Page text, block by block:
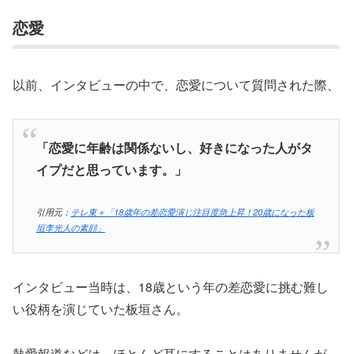
恋愛
以前、インタビューの中で、恋愛について質問された際、
「恋愛に年齢は関係ないし、好きになった人がタ
イプだと思っています。」
引用元： テレ東＋「18歳年の差恋愛演じ注目度急上昇！20歳になった板
垣李光人の素顔」
インタビュー当時は、18歳という年の差恋愛に挑む難し
い役柄を演じていた板垣さん。